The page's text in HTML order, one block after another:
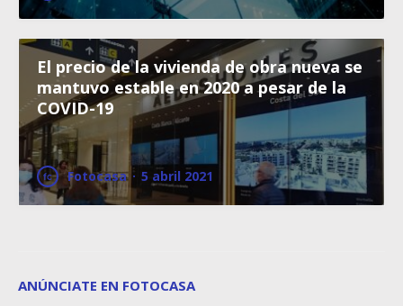
El precio de la vivienda de obra nueva se
mantuvo estable en 2020 a pesar de la
COVID-19
Fotocasa · 5 abril 2021
ANÚNCIATE EN FOTOCASA